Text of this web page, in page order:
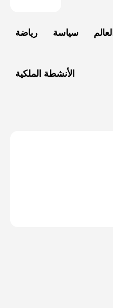
رياضة سياسة العالم
الأنشطة الملكية